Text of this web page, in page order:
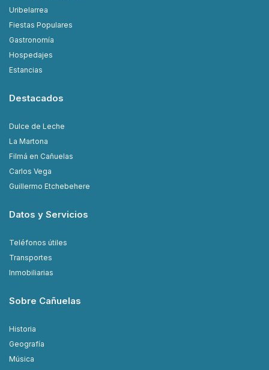
Uribelarrea
Fiestas Populares
Gastronomía
Hospedajes
Estancias
Destacados
Dulce de Leche
La Martona
Filmá en Cañuelas
Carlos Vega
Guillermo Etchebehere
Datos y Servicios
Teléfonos útiles
Transportes
Inmobiliarias
Sobre Cañuelas
Historia
Geografía
Música